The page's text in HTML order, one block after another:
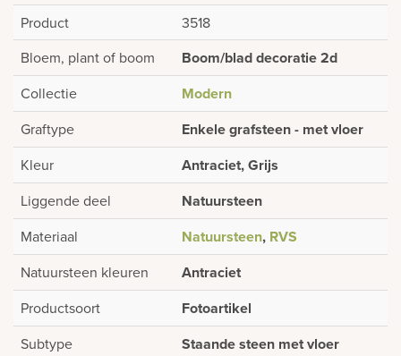
Product
3518
Bloem, plant of boom
Boom/blad decoratie 2d
Collectie Modern
Graftype Enkele grafsteen - met vloer
Kleur Antraciet, Grijs
Liggende deel Natuursteen
Materiaal Natuursteen, RVS
Natuursteen kleuren Antraciet
Productsoort Fotoartikel
Subtype Staande steen met vloer